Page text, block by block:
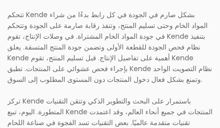
تتحكم Kende بشكل صارم في الجودة في كل رابط بدءًا من شراء
المواد الخام وحتى تسليم المنتج، وتنفذ رقابة صارمة على الجودة وتتحكم
في جودة المواد الخام المشتراة. في وصلات الإنتاج، تقوم Kende بتنفيذ
نظام فحص الجودة للقطعة الأولى وتضمن جودة المنتج المتسقة. يعلق
Kende أهمية على تفاصيل الإنتاج. قبل تسليم المنتج، تقوم Kende
بإجراء فحص عشوائي على المنتجات. تطبق Kende نظام التصويت الواحد
وتمنع بشكل فعال دخول المنتجات دون المستوى المطلوب إلى السوق.
تركز Kende باستمرار على البحث والتطوير الذكي وتتقن التقنيات
المتطورة. اليوم، تبيع Kende المنتجات في جميع أنحاء العالم، وقد اعتمدت
تقنيات متقدمة عالميًا. بعض التقنيات تسد الفجوة في صناعة اللحام